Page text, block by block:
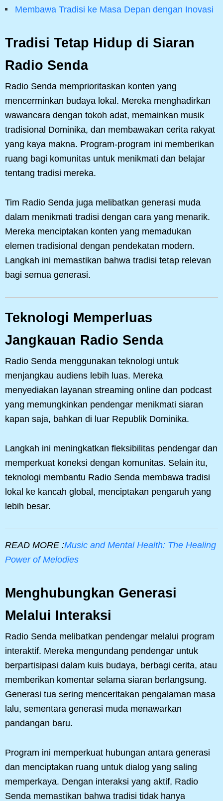
Membawa Tradisi ke Masa Depan dengan Inovasi
Tradisi Tetap Hidup di Siaran
Radio Senda
Radio Senda memprioritaskan konten yang
mencerminkan budaya lokal. Mereka menghadirkan
wawancara dengan tokoh adat, memainkan musik
tradisional Dominika, dan membawakan cerita rakyat
yang kaya makna. Program-program ini memberikan
ruang bagi komunitas untuk menikmati dan belajar
tentang tradisi mereka.
Tim Radio Senda juga melibatkan generasi muda
dalam menikmati tradisi dengan cara yang menarik.
Mereka menciptakan konten yang memadukan
elemen tradisional dengan pendekatan modern.
Langkah ini memastikan bahwa tradisi tetap relevan
bagi semua generasi.
Teknologi Memperluas
Jangkauan Radio Senda
Radio Senda menggunakan teknologi untuk
menjangkau audiens lebih luas. Mereka
menyediakan layanan streaming online dan podcast
yang memungkinkan pendengar menikmati siaran
kapan saja, bahkan di luar Republik Dominika.
Langkah ini meningkatkan fleksibilitas pendengar dan
memperkuat koneksi dengan komunitas. Selain itu,
teknologi membantu Radio Senda membawa tradisi
lokal ke kancah global, menciptakan pengaruh yang
lebih besar.
READ MORE :Music and Mental Health: The Healing
Power of Melodies
Menghubungkan Generasi
Melalui Interaksi
Radio Senda melibatkan pendengar melalui program
interaktif. Mereka mengundang pendengar untuk
berpartisipasi dalam kuis budaya, berbagi cerita, atau
memberikan komentar selama siaran berlangsung.
Generasi tua sering menceritakan pengalaman masa
lalu, sementara generasi muda menawarkan
pandangan baru.
Program ini memperkuat hubungan antara generasi
dan menciptakan ruang untuk dialog yang saling
memperkaya. Dengan interaksi yang aktif, Radio
Senda memastikan bahwa tradisi tidak hanya